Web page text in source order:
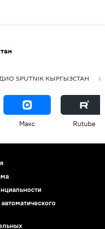
SPUTNIK КЫРГЫЗСТАН
Макс Rutube